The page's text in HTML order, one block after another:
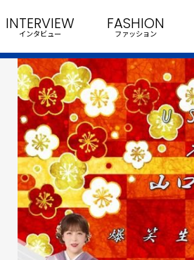
INTERVIEW
インタビュー
FASHION
ファッション